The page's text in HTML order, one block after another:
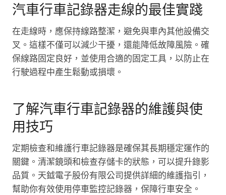
汽車行車記錄器走線的最佳實踐
在走線時，應保持線路整潔，避免與車內其他設備交
叉。這樣不僅可以減少干擾，還能降低故障風險。確
保線路固定良好，並使用合適的固定工具，以防止在
行駛過程中產生鬆動或損壞。
了解汽車行車記錄器的維護與使
用技巧
定期檢查和維護行車記錄器是確保其長期穩定運作的
關鍵。清潔鏡頭和檢查存儲卡的狀態，可以提升錄影
品質。天鉞電子股份有限公司提供詳細的維護指引，
幫助你有效使用停車監控記錄器，保障行車安全。